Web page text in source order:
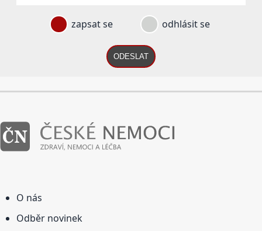
zapsat se odhlásit se
ODESLAT
O nás
Odběr novinek